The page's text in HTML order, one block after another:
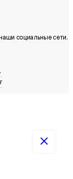
социальные сети.